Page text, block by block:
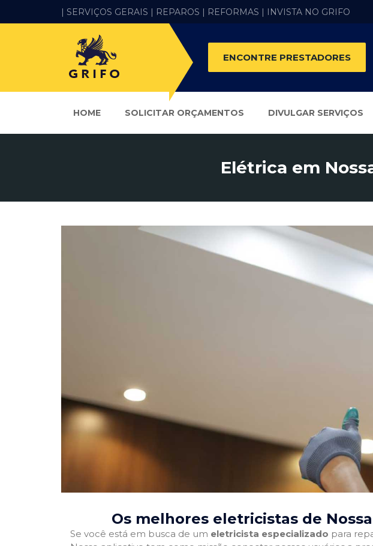
| SERVIÇOS GERAIS | REPAROS | REFORMAS | INVISTA NO GRIFO
ENCONTRE PRESTADORES
HOME SOLICITAR ORÇAMENTOS DIVULGAR SERVIÇOS
Elétrica em
Os melhores eletricistas de
Se você está em busca de um eletricista especializado para